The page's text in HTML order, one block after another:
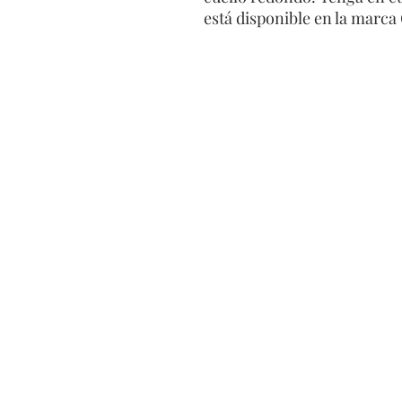
está disponible en la marca